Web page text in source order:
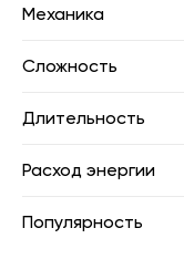
Механика
Сложность
Длительность
Расход энергии
Популярность